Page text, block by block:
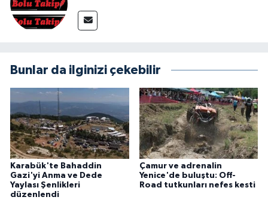
Bunlar da ilginizi çekebilir
Karabük'te Bahaddin
Gazi'yi Anma ve Dede
Yaylası Şenlikleri
düzenlendi
Çamur ve adrenalin
Yenice'de buluştu: Off-
Road tutkunları nefes kesti